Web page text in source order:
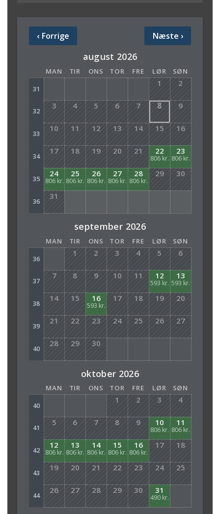
‹Forrige Næste ›
august 2026
MAN TIR ONS TOR FRE LØR SØN
31
1 2
32
3 4 5 6 7 8 9
33
10 11 12 13 14 15 16
34
17 18 19 20 21 22
806 kr.
23
806 kr.
35
24
806 kr.
25
806 kr.
26
806 kr.
27
806 kr.
28
806 kr.
29 30
36
31
september 2026
MAN TIR ONS TOR FRE LØR SØN
36
1 2 3 4 5 6
37
7 8 9 10 11 12
593 kr.
13
593 kr.
38
14 15 16
593 kr.
17 18 19 20
39
21 22 23 24 25 26 27
40
28 29 30
oktober 2026
MAN TIR ONS TOR FRE LØR SØN
40
1 2 3 4
41
5 6 7 8 9 10
806 kr.
11
806 kr.
42
12
806 kr.
13
806 kr.
14
806 kr.
15
806 kr.
16
806 kr.
17 18
43
19 20 21 22 23 24 25
44
26 27 28 29 30 31
490 kr.